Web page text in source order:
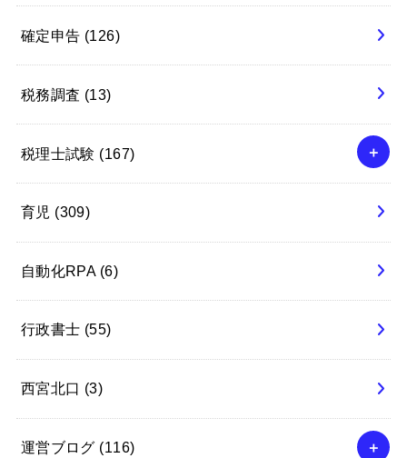
確定申告 (126)
税務調査 (13)
税理士試験 (167)
育児 (309)
自動化RPA (6)
行政書士 (55)
西宮北口 (3)
運営ブログ (116)